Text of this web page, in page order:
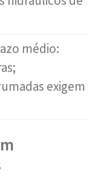
médio:
exigem